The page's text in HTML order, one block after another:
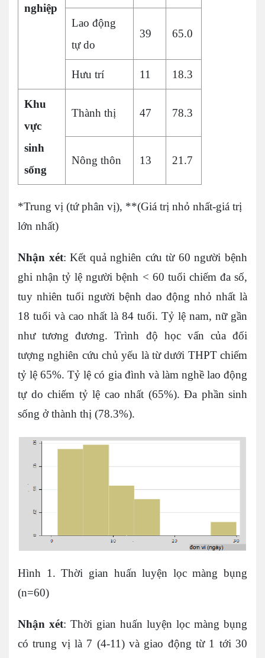
nghiệp
Lao động
tự do
39 65.0
Hưu trí 11 18.3
Khu
vực
sinh
sống
Thành thị 47 78.3
Nông thôn 13 21.7
*Trung vị (tứ phân vị), **(Giá trị nhỏ nhất-giá trị
lớn nhất)
Nhận xét: Kết quả nghiên cứu từ 60 người bệnh
ghi nhận tỷ lệ người bệnh < 60 tuổi chiếm đa số,
tuy nhiên tuổi người bệnh dao động nhỏ nhất là
18 tuổi và cao nhất là 84 tuổi. Tỷ lệ nam, nữ gần
như tương đương. Trình độ học vấn của đối
tượng nghiên cứu chủ yếu là từ dưới THPT chiếm
tỷ lệ 65%. Tỷ lệ có gia đình và làm nghề lao động
tự do chiếm tỷ lệ cao nhất (65%). Đa phần sinh
sống ở thành thị (78.3%).
Hình 1. Thời gian huấn luyện lọc màng bụng
(n=60)
Nhận xét: Thời gian huấn luyện lọc màng bụng
có trung vị là 7 (4-11) và giao động từ 1 tới 30